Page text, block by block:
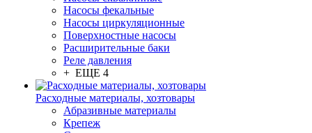
Насосы фекальные
Насосы циркуляционные
Поверхностные насосы
Расширительные баки
Реле давления
+ ЕЩЕ 4
Расходные материалы, хозтовары
Абразивные материалы
Крепеж